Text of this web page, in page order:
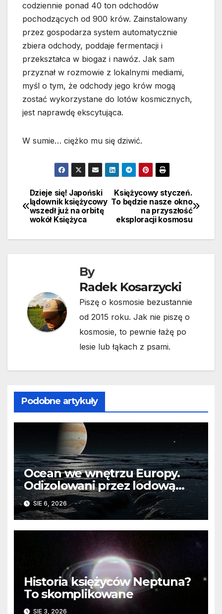
codziennie ponad 40 ton odchodów
pochodzących od 900 krów. Zainstalowany
przez gospodarza system automatycznie
zbiera odchody, poddaje fermentacji i
przekształca w biogaz i nawóz. Jak sam
przyznał w rozmowie z lokalnymi mediami,
myśl o tym, że odchody jego krów mogą
zostać wykorzystane do lotów kosmicznych,
jest naprawdę ekscytująca.
W sumie… ciężko mu się dziwić.
Nawigacja
wpisu
Księżycowy styczeń.
To będzie nasze okno
na przyszłość
eksploracji kosmosu
Dzieje się! Japoński
lądownik księżycowy
wszedł już na orbitę
wokół Księżyca
By
Radek Kosarzycki
Piszę o kosmosie bezustannie
od 2015 roku. Jak nie piszę o
kosmosie, to pewnie łażę po
lesie lub łąkach z psami.
Podobne artykuły
Ocean we wnętrzu Europy.
Odizolowani przez lodową
barierę
SIE 6, 2026
Historia księżyców Neptuna?
To skomplikowane
SIE 3, 2026